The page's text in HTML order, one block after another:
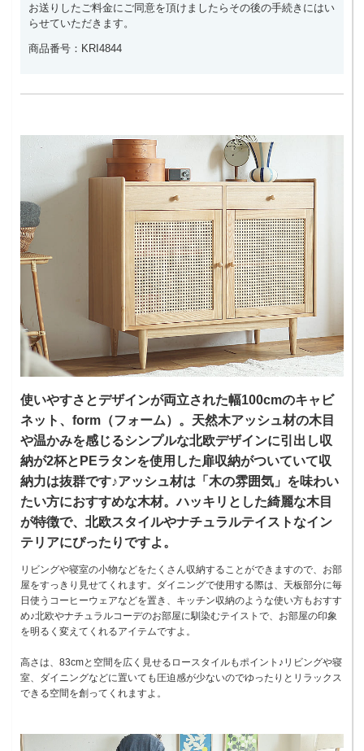
お送りしたご料金にご同意を頂けましたらその後の手続きにはい
らせていただきます。
商品番号：KRI4844
使いやすさとデザインが両立された幅100cmのキャビ
ネット、form（フォーム）。天然木アッシュ材の木目
や温かみを感じるシンプルな北欧デザインに引出し収
納が2杯とPEラタンを使用した扉収納がついていて収
納力は抜群です♪アッシュ材は「木の雰囲気」を味わい
たい方におすすめな木材。ハッキリとした綺麗な木目
が特徴で、北欧スタイルやナチュラルテイストなイン
テリアにぴったりですよ。
リビングや寝室の小物などをたくさん収納することができますので、お部
屋をすっきり見せてくれます。ダイニングで使用する際は、天板部分に毎
日使うコーヒーウェアなどを置き、キッチン収納のような使い方もおすす
め♪北欧やナチュラルコーデのお部屋に馴染むテイストで、お部屋の印象
を明るく変えてくれるアイテムですよ。
高さは、83cmと空間を広く見せるロースタイルもポイント♪リビングや寝
室、ダイニングなどに置いても圧迫感が少ないのでゆったりとリラックス
できる空間を創ってくれますよ。